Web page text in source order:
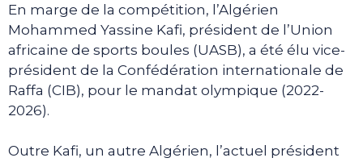
En marge de la compétition, l’Algérien
Mohammed Yassine Kafi, président de l’Union
africaine de sports boules (UASB), a été élu vice-
président de la Confédération internationale de
Raffa (CIB), pour le mandat olympique (2022-
2026).
Outre Kafi, un autre Algérien, l’actuel président